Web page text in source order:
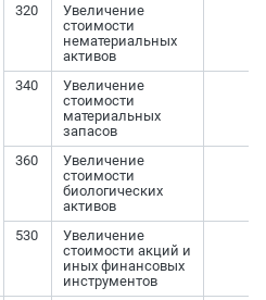
320
Увеличение
стоимости
нематериальных
активов
340
Увеличение
стоимости
материальных
запасов
360
Увеличение
стоимости
биологических
активов
530
Увеличение
стоимости акций и
иных финансовых
инструментов